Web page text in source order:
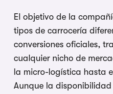
El objetivo de la
tipos de carrocería
conversiones oficiales,
cualquier nicho de
la micro-logística hasta
Aunque la